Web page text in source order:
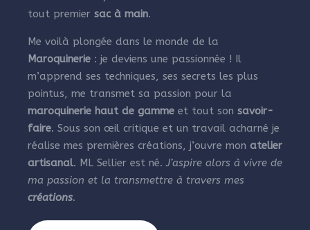
tout premier sac à main.
Me voilà plongée dans le monde de la
Maroquinerie : je deviens une passionnée ! Il
m’apprend ses techniques, ses secrets les plus
pointus, me transmet sa passion pour la
maroquinerie haut de gamme et tout son savoir-
faire. Sous son œil critique et un travail acharné je
réalise mes premières créations, j’ouvre mon atelier
artisanal. ML Sellier est né. J’aspire alors à vivre de
ma passion et la transmettre à travers mes
créations.